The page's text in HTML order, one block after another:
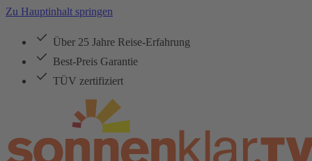
Zu Hauptinhalt springen
Über 25 Jahre Reise-Erfahrung
Best-Preis Garantie
TÜV zertifiziert